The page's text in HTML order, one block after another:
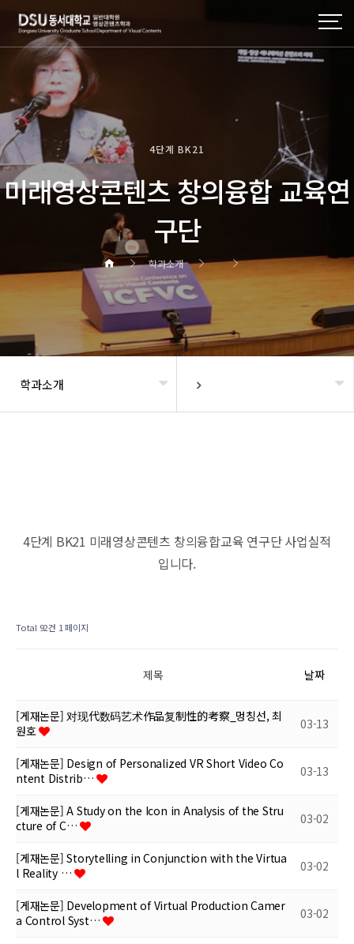
4단계 BK21
미래영상콘텐츠 창의융합 교육연
구단
학과소개
학과소개
4단계 BK21 미래영상콘텐츠 창의융합교육 연구단 사업실적
입니다.
Total 92건 1 페이지
제목 날짜
[게재논문] 对现代数码艺术作品复制性的考察_멍칭선, 최
원호
03-13
[게재논문] Design of Personalized VR Short Video Co
ntent Distrib…
03-13
[게재논문] A Study on the Icon in Analysis of the Stru
cture of C…
03-02
[게재논문] Storytelling in Conjunction with the Virtua
l Reality …
03-02
[게재논문] Development of Virtual Production Camer
a Control Syst…
03-02